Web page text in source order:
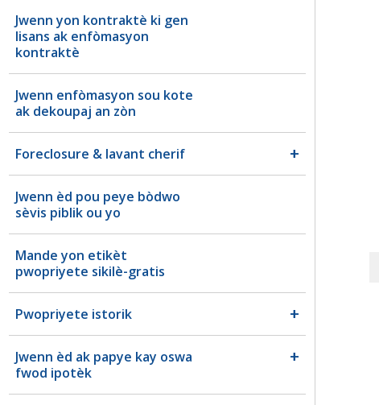
Jwenn yon kontraktè ki gen
lisans ak enfòmasyon
kontraktè
Jwenn enfòmasyon sou kote
ak dekoupaj an zòn
Foreclosure & lavant cherif
Jwenn èd pou peye bòdwo
sèvis piblik ou yo
Mande yon etikèt
pwopriyete sikilè-gratis
Pwopriyete istorik
Jwenn èd ak papye kay oswa
fwod ipotèk